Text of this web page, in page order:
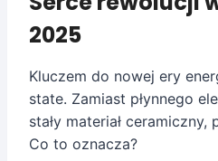
2025
Kluczem do nowej ery
state. Zamiast płynnego
stały materiał
Co to oznacza?